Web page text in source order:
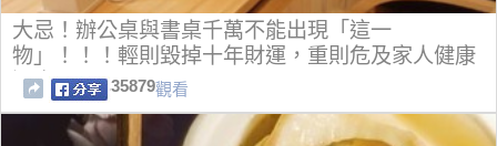
大忌！辦公桌與書桌千萬不能出現「這一
物」！！！輕則毀掉十年財運，重則危及家人健康
還會...
35879觀看